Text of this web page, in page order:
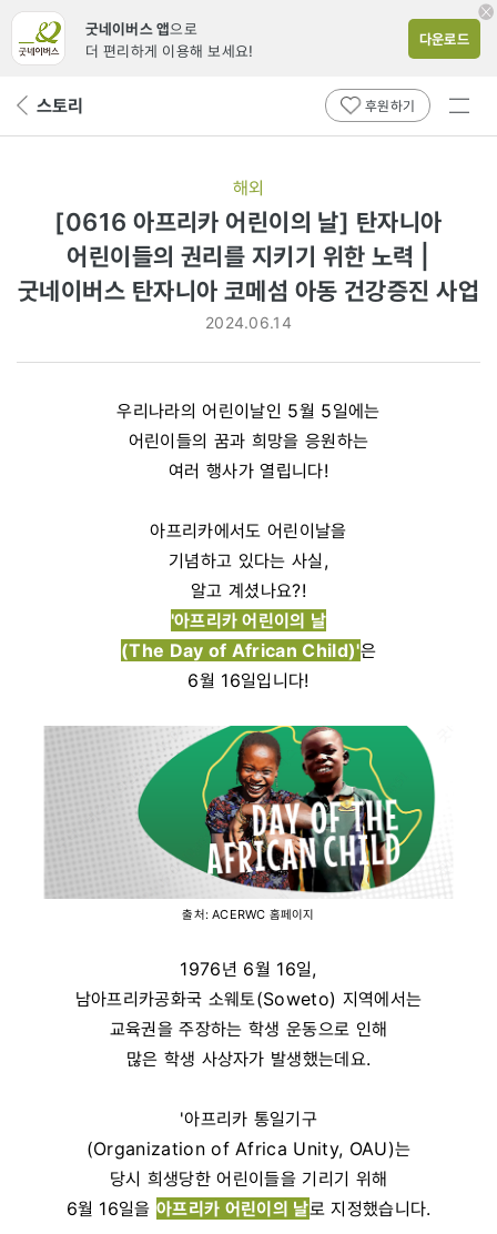
굿네이버스 앱으로
더 편리하게 이용해 보세요!
다운로드
뒤 스토리 후원하기
전체
해외
[0616 아프리카 어린이의 날] 탄자니아
어린이들의 권리를 지키기 위한 노력 |
굿네이버스 탄자니아 코메섬 아동 건강증진 사업
2024.06.14
우리나라의 어린이날인 5월 5일에는
어린이들의 꿈과 희망을 응원하는
여러 행사가 열립니다!
아프리카에서도 어린이날을
기념하고 있다는 사실,
알고 계셨나요?!
'아프리카 어린이의 날
(The Day of African Child)'은
6월 16일입니다!
출처: ACERWC 홈페이지
1976년 6월 16일,
남아프리카공화국 소웨토(Soweto) 지역에서는
교육권을 주장하는 학생 운동으로 인해
많은 학생 사상자가 발생했는데요.
'아프리카 통일기구
(Organization of Africa Unity, OAU)는
당시 희생당한 어린이들을 기리기 위해
6월 16일을아프리카 어린이의 날로 지정했습니다.